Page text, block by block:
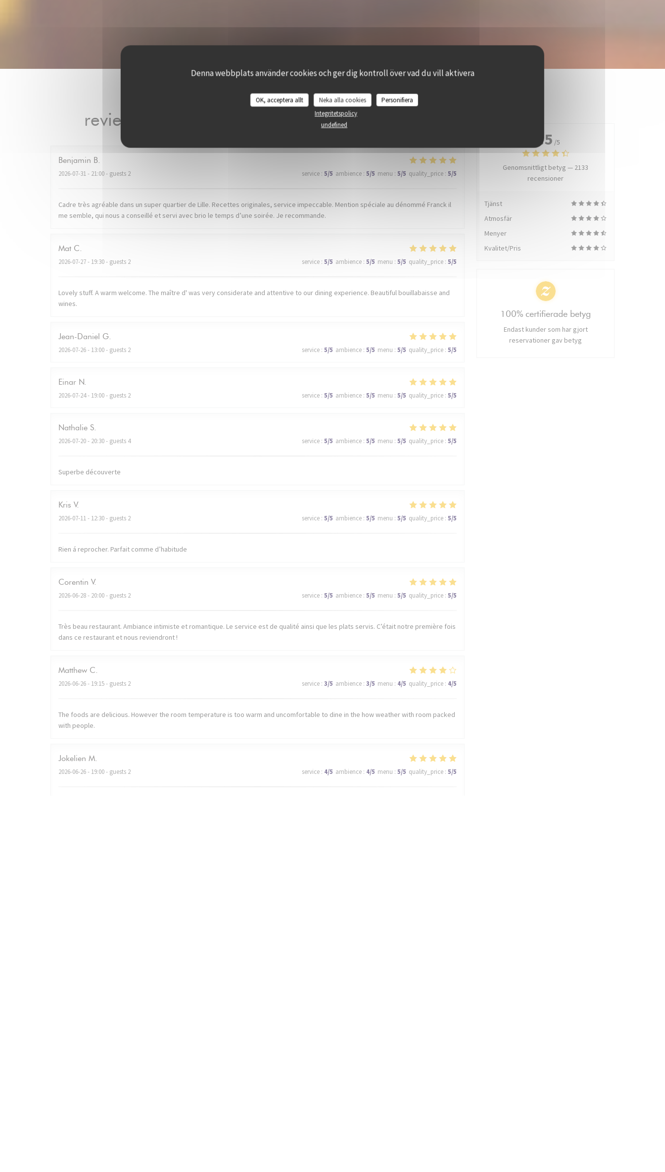
Denna webbplats använder cookies och ger dig kontroll över vad du vill aktivera
OK, acceptera allt Neka alla cookies
Personifiera
Integritetspolicy
undefined
reviews_from_our_clients_following_booking
Benjamin B
2026-07-31- 21:00 - guests 2 service : 5/5 ambience : 5/5 menu : 5/5 quality_price : 5/5
Cadre très agréable dans un super quartier de Lille. Recettes originales, service impeccable. Mention spéciale au dénommé Franck il
me semble, qui nous a conseillé et servi avec brio le temps d’une soirée. Je recommande.
Mat C
2026-07-27- 19:30 - guests 2 service : 5/5 ambience : 5/5 menu : 5/5 quality_price : 5/5
Lovely stuff. A warm welcome. The maître d' was very considerate and attentive to our dining experience. Beautiful bouillabaisse and
wines.
Jean-Daniel G
2026-07-26- 13:00 - guests 2 service : 5/5 ambience : 5/5 menu : 5/5 quality_price : 5/5
Einar N
2026-07-24- 19:00 - guests 2 service : 5/5 ambience : 5/5 menu : 5/5 quality_price : 5/5
Nathalie S
2026-07-20- 20:30 - guests 4 service : 5/5 ambience : 5/5 menu : 5/5 quality_price : 5/5
Superbe découverte
Kris V
2026-07-11- 12:30 - guests 2 service : 5/5 ambience : 5/5 menu : 5/5 quality_price : 5/5
Rien á reprocher. Parfait comme d’habitude
Corentin V
2026-06-28- 20:00 - guests 2 service : 5/5 ambience : 5/5 menu : 5/5 quality_price : 5/5
Très beau restaurant. Ambiance intimiste et romantique. Le service est de qualité ainsi que les plats servis. C’était notre première fois
dans ce restaurant et nous reviendront !
Matthew C
2026-06-26- 19:15 - guests 2 service : 3/5 ambience : 3/5 menu : 4/5 quality_price : 4/5
The foods are delicious. However the room temperature is too warm and uncomfortable to dine in the how weather with room packed
with people.
Jokelien M
2026-06-26- 19:00 - guests 2 service : 4/5 ambience : 4/5 menu : 5/5 quality_price : 5/5
4.5 /5
Genomsnittligt betyg — 2133
recensioner
Tjänst
Atmosfär
Menyer
Kvalitet/Pris
100% certifierade betyg
Endast kunder som har gjort
reservationer gav betyg